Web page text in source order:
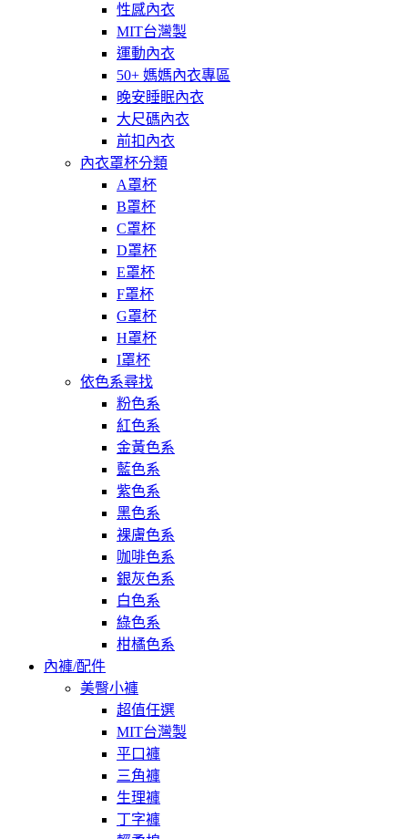
性感內衣
MIT台灣製
運動內衣
50+ 媽媽內衣專區
晚安睡眠內衣
大尺碼內衣
前扣內衣
內衣罩杯分類
A罩杯
B罩杯
C罩杯
D罩杯
E罩杯
F罩杯
G罩杯
H罩杯
I罩杯
依色系尋找
粉色系
紅色系
金黃色系
藍色系
紫色系
黑色系
裸膚色系
咖啡色系
銀灰色系
白色系
綠色系
柑橘色系
內褲/配件
美臀小褲
超值任選
MIT台灣製
平口褲
三角褲
生理褲
丁字褲